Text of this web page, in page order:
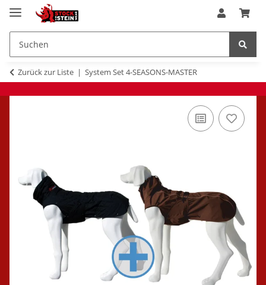
Zurück zur Liste System Set 4-SEASONS-MASTER